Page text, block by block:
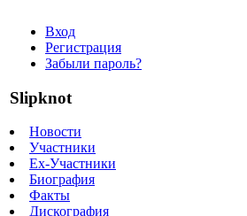
Вход
Регистрация
Забыли пароль?
Slipknot
Новости
Участники
Ex-Участники
Биография
Факты
Дискография